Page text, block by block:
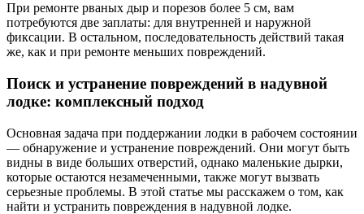
При ремонте рваных дыр и порезов более 5 см, вам
потребуются две заплаты: для внутренней и наружной
фиксации. В остальном, последовательность действий такая
же, как и при ремонте меньших повреждений.
Поиск и устранение повреждений в надувной
лодке: комплексный подход
Основная задача при поддержании лодки в рабочем состоянии
— обнаружение и устранение повреждений. Они могут быть
видны в виде больших отверстий, однако маленькие дырки,
которые остаются незамеченными, также могут вызвать
серьезные проблемы. В этой статье мы расскажем о том, как
найти и устранить повреждения в надувной лодке.